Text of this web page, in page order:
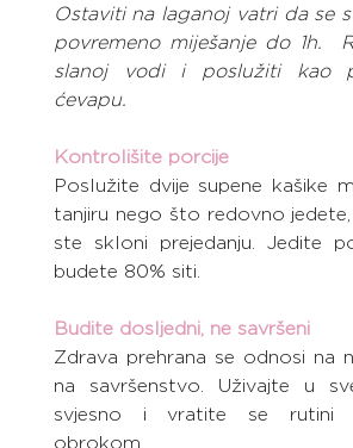
Ostaviti na laganoj vatri da se
povremeno miješanje do 1h.
slanoj vodi i poslužiti kao
ćevapu.
Kontrolišite porcije
Poslužite dvije supene kašike
tanjiru nego što redovno
ste skloni prejedanju. Jedite
budete 80% siti.
Budite dosljedni, ne savršeni
Zdrava prehrana se odnosi na
na savršenstvo. Uživajte u
svjesno i vratite se rutini
obrokom.